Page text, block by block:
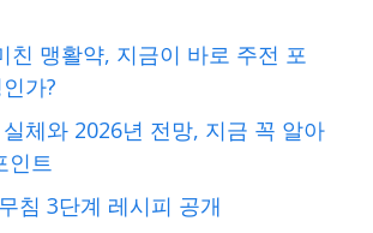
친 맹활약, 지금이 바로 주전 포
가?
체와 2026년 전망, 지금 꼭 알아
인트
침 3단계 레시피 공개